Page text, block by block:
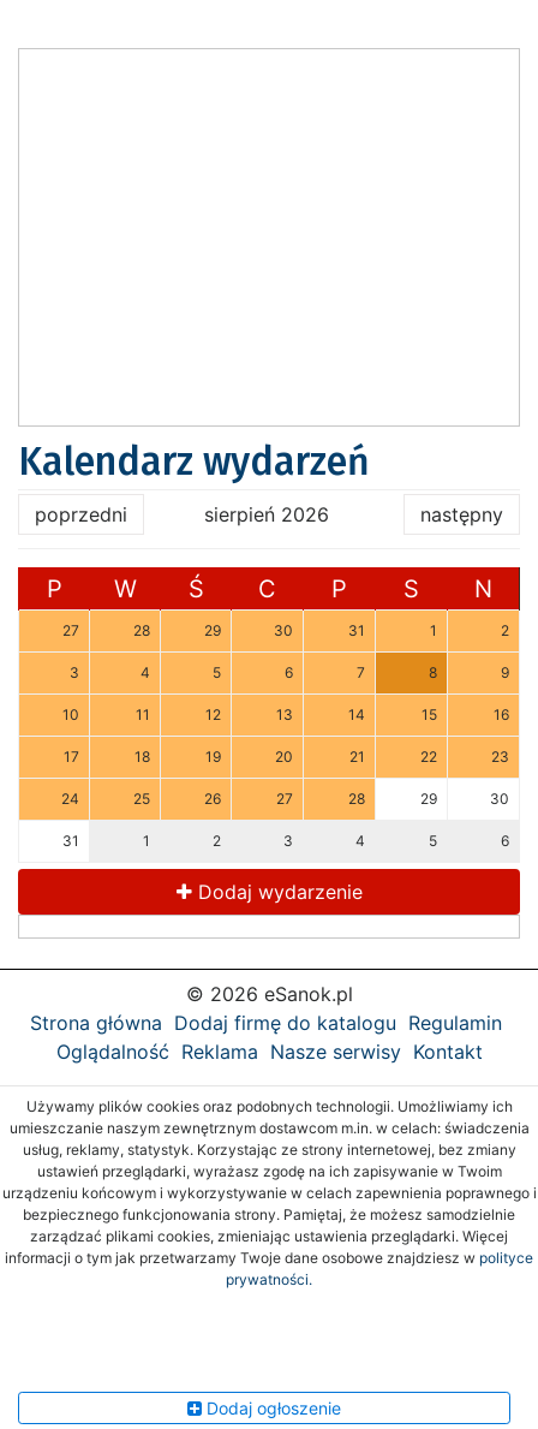
Kalendarz wydarzeń
poprzedni sierpień 2026 następny
P W Ś C P S N
27 28 29 30 31 1 2
3 4 5 6 7 8 9
10 11 12 13 14 15 16
17 18 19 20 21 22 23
24 25 26 27 28 29 30
31 1 2 3 4 5 6
Dodaj wydarzenie
© 2026 eSanok.pl
Strona główna Dodaj firmę do katalogu Regulamin
Oglądalność Reklama Nasze serwisy Kontakt
Używamy plików cookies oraz podobnych technologii. Umożliwiamy ich
umieszczanie naszym zewnętrznym dostawcom m.in. w celach: świadczenia
usług, reklamy, statystyk. Korzystając ze strony internetowej, bez zmiany
ustawień przeglądarki, wyrażasz zgodę na ich zapisywanie w Twoim
urządzeniu końcowym i wykorzystywanie w celach zapewnienia poprawnego i
bezpiecznego funkcjonowania strony. Pamiętaj, że możesz samodzielnie
zarządzać plikami cookies, zmieniając ustawienia przeglądarki. Więcej
informacji o tym jak przetwarzamy Twoje dane osobowe znajdziesz w polityce
prywatności.
Dodaj ogłoszenie